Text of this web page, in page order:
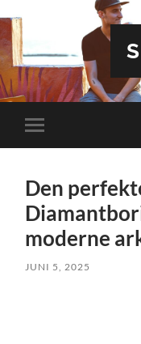
Toggle
mobile
Den
moderne
JUNI 5, 2025